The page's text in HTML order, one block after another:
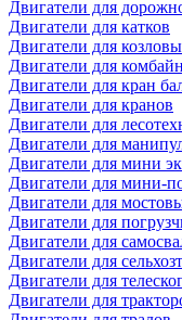
Двигатели для
Двигатели для катков
Двигатели для
Двигатели для
Двигатели для кран
Двигатели для кранов
Двигатели для
Двигатели для
Двигатели для мини
Двигатели для мини-
Двигатели для
Двигатели для
Двигатели для
Двигатели для
Двигатели для
Двигатели для